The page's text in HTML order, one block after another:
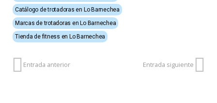
Catálogo de trotadoras en Lo Barnechea
Marcas de trotadoras en Lo Barnechea
Tienda de fitness en Lo Barnechea
Entrada anterior Entrada siguiente